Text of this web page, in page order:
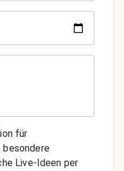
für
besondere
Live-Ideen per